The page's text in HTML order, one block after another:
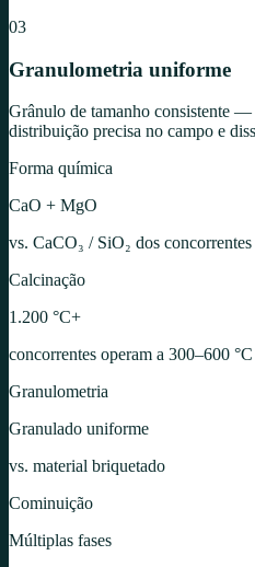
03
Granulometria uniforme
Grânulo de tamanho consistente
distribuição precisa no campo e
Forma química
CaO + MgO
vs. CaCO₃ / SiO₂ dos concorrentes
Calcinação
1.200 °C+
concorrentes operam a 300–600 °C
Granulometria
Granulado uniforme
vs. material briquetado
Cominuição
Múltiplas fases